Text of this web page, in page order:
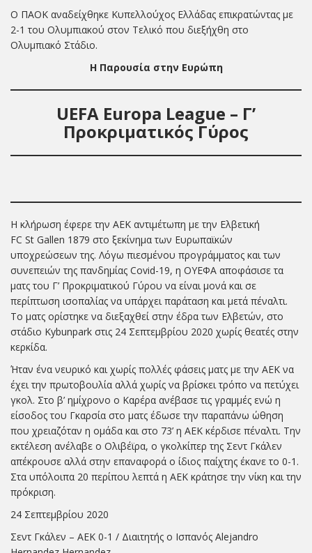
Ο ΠΑΟΚ αναδείχθηκε Κυπελλούχος Ελλάδας επικρατώντας με
2-1 του Ολυμπιακού στον Τελικό που διεξήχθη στο
Ολυμπιακό Στάδιο.
Η Παρουσία στην Ευρώπη
UEFA Europa League – Γ’
Προκριματικός Γύρος
Η κλήρωση έφερε την ΑΕΚ αντιμέτωπη με την Ελβετική
FC St Gallen 1879 στο ξεκίνημα των Ευρωπαϊκών
υποχρεώσεων της. Λόγω πιεσμένου προγράμματος και των
συνεπειών της πανδημίας Covid-19, η ΟΥΕΦΑ αποφάσισε τα
ματς του Γ’ Προκριματικού Γύρου να είναι μονά και σε
περίπτωση ισοπαλίας να υπάρχει παράταση και μετά πέναλτι.
Το ματς ορίστηκε να διεξαχθεί στην έδρα των Ελβετών, στο
στάδιο Kybunpark στις 24 Σεπτεμβρίου 2020 χωρίς θεατές στην
κερκίδα.
Ήταν ένα νευρικό και χωρίς πολλές φάσεις ματς με την ΑΕΚ να
έχει την πρωτοβουλία αλλά χωρίς να βρίσκει τρόπο να πετύχει
γκολ. Στο β’ ημίχρονο ο Καρέρα ανέβασε τις γραμμές ενώ η
είσοδος του Γκαρσία στο ματς έδωσε την παραπάνω ώθηση
που χρειαζόταν η ομάδα και στο 73’ η ΑΕΚ κέρδισε πέναλτι. Την
εκτέλεση ανέλαβε ο Ολιβέϊρα, ο γκολκίπερ της Σεντ Γκάλεν
απέκρουσε αλλά στην επαναφορά ο ίδιος παίχτης έκανε το 0-1.
Στα υπόλοιπα 20 περίπου λεπτά η ΑΕΚ κράτησε την νίκη και την
πρόκριση.
24 Σεπτεμβρίου 2020
Σεντ Γκάλεν – ΑΕΚ 0-1 / Διαιτητής ο Ισπανός Alejandro